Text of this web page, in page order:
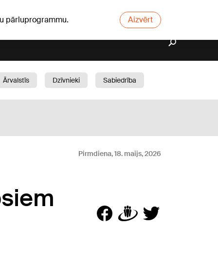
pārluprogrammu. Aizvērt
Ārvalstīs Dzīvnieki
Sabiedrība
Pirmdiena, 18. maijs, 2026